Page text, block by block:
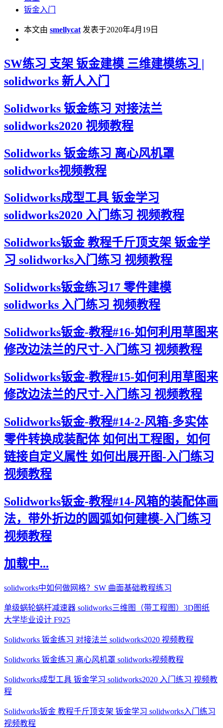
钣金入门
本文由 smellycat 发表于2020年4月19日
SW练习 支架 钣金建模 三维建模练习 |
solidworks 新人入门
Solidworks 钣金练习 对接法兰
solidworks2020 视频教程
Solidworks 钣金练习 离心风机罩
solidworks视频教程
Solidworks成型工具 钣金学习
solidworks2020 入门练习 视频教程
Solidworks钣金 教程千斤顶支架 钣金学
习 solidworks入门练习 视频教程
Solidworks钣金练习17 零件建模
solidworks 入门练习 视频教程
Solidworks钣金-教程#16-如何利用草图来
修改边法兰的尺寸-入门练习 视频教程
Solidworks钣金-教程#15-如何利用草图来
修改边法兰的尺寸-入门练习 视频教程
Solidworks钣金-教程#14-2-风箱-多实体
零件转换成装配体 如何出工程图，如何
链接自定义属性 如何出展开图-入门练习
视频教程
Solidworks钣金-教程#14-风箱的装配体画
法，带外折边的圆弧如何建模-入门练习
视频教程
加载中...
solidworks中如何做网格？SW 曲面基础教程练习
单级蜗轮蜗杆减速器 solidworks三维图（带工程图）3D图纸
大学毕业设计 F925
Solidworks 钣金练习 对接法兰 solidworks2020 视频教程
Solidworks 钣金练习 离心风机罩 solidworks视频教程
Solidworks成型工具 钣金学习 solidworks2020 入门练习 视频教
程
Solidworks钣金 教程千斤顶支架 钣金学习 solidworks入门练习
视频教程